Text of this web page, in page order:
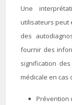
Une
utilisateurs peut
des
fournir des
signification
médicale en cas
Prévention